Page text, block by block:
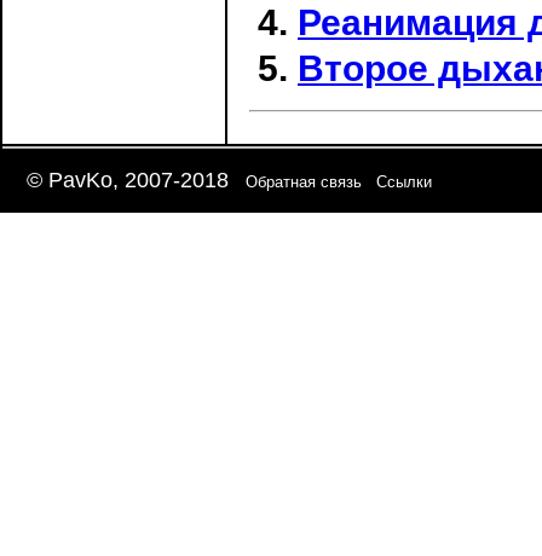
Реанимация
Второе
© PavKo, 2007-2018 Обратная связь Ссылки